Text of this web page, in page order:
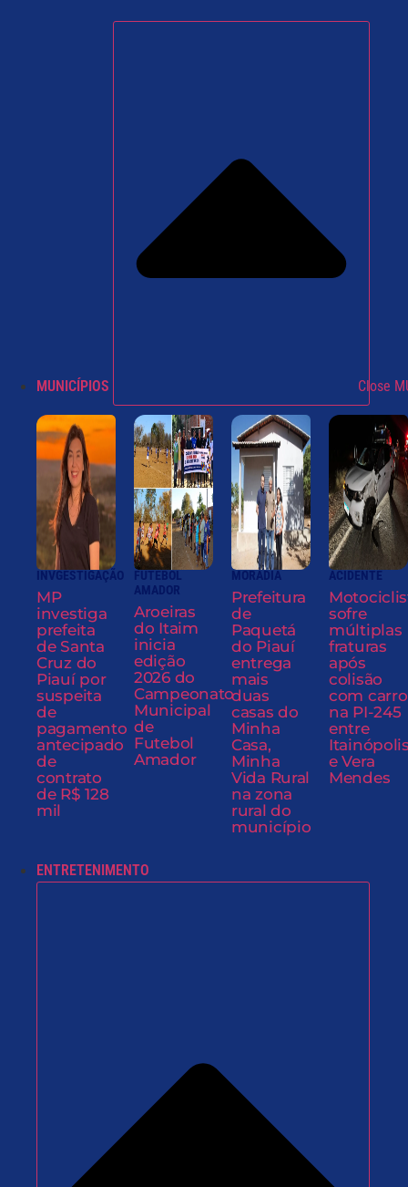
MUNICÍPIOS Close
INVGESTIGAÇÃO
MP
investiga
prefeita
de Santa
Cruz do
Piauí por
suspeita
de
pagamento
antecipado
de
contrato
de R$ 128
mil
FUTEBOL
AMADOR
Aroeiras
do Itaim
inicia
edição
2026 do
Campeonato
Municipal
de
Futebol
Amador
MORADIA
Prefeitura
de
Paquetá
do Piauí
entrega
mais
duas
casas do
Minha
Casa,
Minha
Vida Rural
na zona
rural do
município
ACIDENTE
sofre
múltiplas
fraturas
após
colisão
com carro
na PI-245
entre
e Vera
Mendes
ENTRETENIMENTO